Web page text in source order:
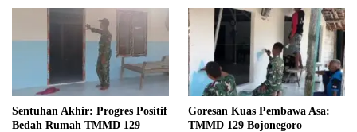
Sentuhan Akhir: Progres Positif
Bedah Rumah TMMD 129
Goresan Kuas Pembawa Asa:
TMMD 129 Bojonegoro